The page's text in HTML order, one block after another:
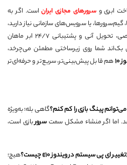
ابری وسرورهای مجازی ایراناست. اگر به
گیم‌سرورها، یا سرویس‌های سازمانی نیاز دارید،
ترکیب پایداری شبکه، منابع اختصاصی، تحویل آنی و پشتیبانی ۲۴/۷ ابر ماهان
بک‌اند شما روی زیرساختی مطمئن می‌چرخد،
10 هم قابل پیش‌بینی‌تر، سریع‌تر و حرفه‌ای‌تر
گاهی بله؛ به‌ویژه
سروربازی است،
هیچ؛